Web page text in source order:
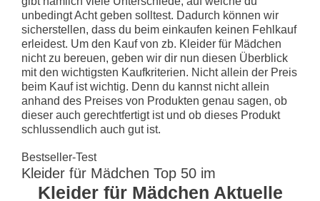
unbedingt Acht geben solltest. Dadurch können wir
sicherstellen, dass du beim einkaufen keinen Fehlkauf
erleidest. Um den Kauf von zb. Kleider für Mädchen
nicht zu bereuen, geben wir dir nun diesen Überblick
mit den wichtigsten Kaufkriterien. Nicht allein der Preis
beim Kauf ist wichtig. Denn du kannst nicht allein
anhand des Preises von Produkten genau sagen, ob
dieser auch gerechtfertigt ist und ob dieses Produkt
schlussendlich auch gut ist.
Bestseller-Test
Kleider für Mädchen Top 50 im
Kleider für Mädchen Aktuelle